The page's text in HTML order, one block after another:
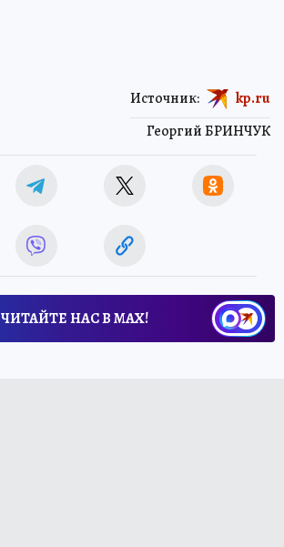
Георгий БРИНЧУК
Источник: kp.ru
ЧИТАЙТЕ НАС В МАХ!